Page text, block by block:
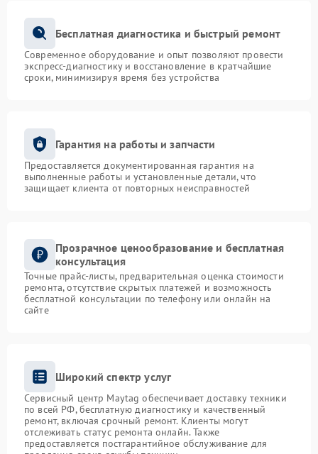
Бесплатная диагностика и быстрый ремонт
Современное оборудование и опыт позволяют провести
экспресс-диагностику и восстановление в кратчайшие
сроки, минимизируя время без устройства
Гарантия на работы и запчасти
Предоставляется документированная гарантия на
выполненные работы и установленные детали, что
защищает клиента от повторных неисправностей
Прозрачное ценообразование и бесплатная
консультация
Точные прайс-листы, предварительная оценка стоимости
ремонта, отсутствие скрытых платежей и возможность
бесплатной консультации по телефону или онлайн на
сайте
Широкий спектр услуг
Сервисный центр Maytag обеспечивает доставку техники
по всей РФ, бесплатную диагностику и качественный
ремонт, включая срочный ремонт. Клиенты могут
отслеживать статус ремонта онлайн. Также
предоставляется постгарантийное обслуживание для